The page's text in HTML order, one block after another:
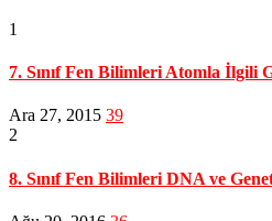
1
7. Sınıf Fen Bilimleri Atomla İlgili
Ara 27, 2015 39
2
8. Sınıf Fen Bilimleri DNA ve